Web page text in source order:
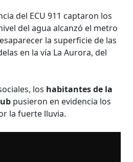
del ECU 911 captaron los
del agua alcanzó el metro
la superficie de las
en la vía La Aurora, del
los habitantes de la
pusieron en evidencia los
la fuerte lluvia.